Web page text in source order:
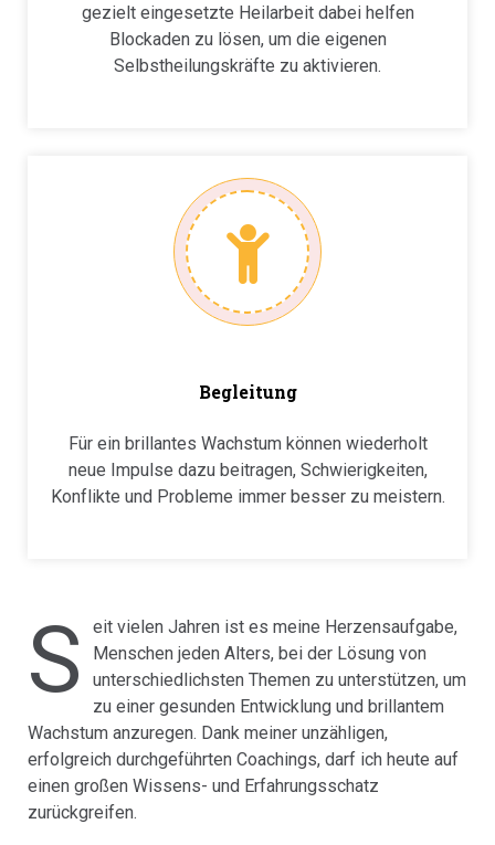
gezielt eingesetzte Heilarbeit dabei helfen
Blockaden zu lösen, um die eigenen
Selbstheilungskräfte zu aktivieren.
Begleitung
Für ein brillantes Wachstum können wiederholt
neue Impulse dazu beitragen, Schwierigkeiten,
Konflikte und Probleme immer besser zu meistern.
S
eit vielen Jahren ist es meine Herzensaufgabe,
Menschen jeden Alters, bei der Lösung von
unterschiedlichsten Themen zu unterstützen, um
zu einer gesunden Entwicklung und brillantem
Wachstum anzuregen. Dank meiner unzähligen,
erfolgreich durchgeführten Coachings, darf ich heute auf
einen großen Wissens- und Erfahrungsschatz
zurückgreifen.